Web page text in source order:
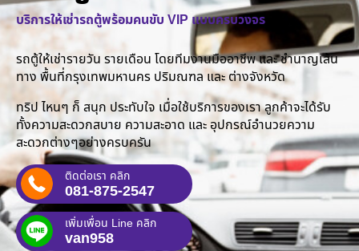
บริการให้เช่ารถตู้พร้อมคนขับ VIP แบบครบวงจร
รถตู้ให้เช่ารายวัน รายเดือน โดยทีมงานมืออาชีพ และ ชำนาญเส้น
ทาง พื้นที่กรุงเทพมหานคร ปริมณฑล และ ต่างจังหวัด
ทริป ไหนๆ ก็ สนุก ประทับใจ เมื่อใช้บริการของเรา ลูกค้าจะได้รับ
ทั้งความสะดวกสบาย ความสะอาด และ อุปกรณ์อำนวยความ
สะดวกต่างๆอย่างครบครัน
ติดต่อเรา คลิก
081-875-2547
เพิ่มเพื่อน Line คลิก
van958